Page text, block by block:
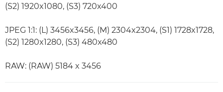
(S2) 1920x1080, (S3) 720x400
JPEG 1:1: (L) 3456x3456, (M) 2304x2304, (S1) 1728x1728,
(S2) 1280x1280, (S3) 480x480
RAW: (RAW) 5184 x 3456